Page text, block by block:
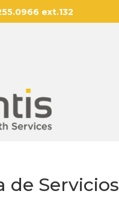
ext.132
de Servicios